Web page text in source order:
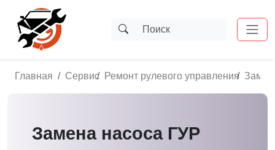
Главная Сервис Ремонт рулевого управления
Замена насоса ГУР